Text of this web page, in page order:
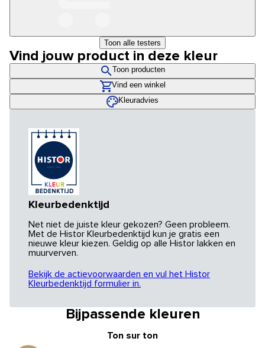
Toon alle testers
Vind jouw product in deze kleur
Toon producten
Vind een winkel
Kleuradvies
Kleurbedenktijd
Net niet de juiste kleur gekozen? Geen probleem.
Met de Histor Kleurbedenktijd kun je gratis een
nieuwe kleur kiezen. Geldig op alle Histor lakken en
muurverven.
Bekijk de actievoorwaarden en vul het Histor
Kleurbedenktijd formulier in.
Bijpassende kleuren
Ton sur ton